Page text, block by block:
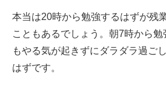
本当は20時から勉強するはずが残
こともあるでしょう。朝7時から勉
もやる気が起きずにダラダラ過ご
はずです。